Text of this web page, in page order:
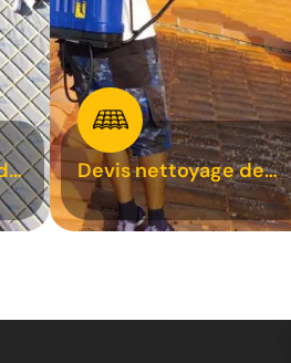
Devis nettoyage de
toiture 31